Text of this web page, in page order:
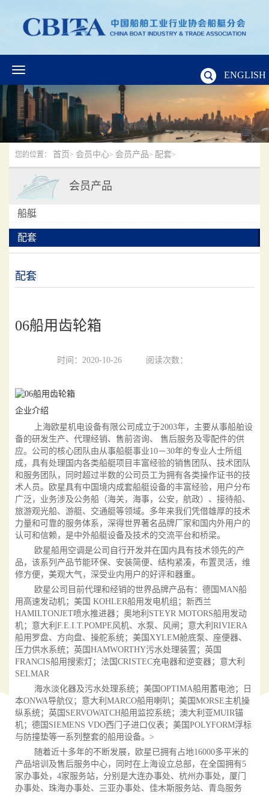
ENGLISH
您的位置： 首页 > 会员中心> 会员产品> 配套>
会员产品
船艇
配套
配套
06船用齿轮箱
时间：2020-10-26 阅读次数：
企业介绍
上海欧星机电设备有限公司成立于2003年，主要从事船舶设
备的研发生产、代理经销、售前咨询、 售后服务及零配件的供
应。公司的核心团队由从事船艇事业10－30年的专业人士所组
成，具有处理国内各类船艇项目丰富经验的销售团队、技术团队
和服务团队，同时超过半数的公司员工为拥有各类操作证书的技
术人员。欧星具有中国境内成套船艇设备的丰富经验，用户分布
广泛，业务涉及公务船（海关，海事，公安，航政）、接待船、
旅游观光船、游艇、交通艇等领域。多年来我们凭借雄厚的技术
力量和可靠的服务体系，深得世界著名品牌厂家和国内外用户的
认可和信赖，是中外船艇设备及技术的交流平台和桥梁。
欧星船用空调是公司自行开发并在国内具有技术领先的产
品，该系列产品节能环保、安装简便、结构紧凑，布置灵活，维
修方便，美观大气，深受业内用户的好评和器重。
欧星公司目前代理和经销的世界品牌产品有：德国MAN船
用高速发动机；美国 KOHLER船用发电机组；新西兰
HAMILTONJET喷水推进器；奥地利STEYR MOTORS船用发动
机；意大利F.E.I.T.POMPE风机、水泵、风闸；意大利RIVIERA
船用罗盘、方向盘、操舵系统；美国XYLEM舱底泵、座便器、
压力供水系统；英国HAMWORTHY污水处理装置；英国
FRANCIS船用搜索灯；法国CRISTEC充电器和逆变器；意大利
SELMAR
海水淡化器及污水处理系统；美国OPTIMA船用蓄电池；日
本ONWA导航仪；意大利MARCO船用喇叭；美国MORSE主机操
纵系统；英国SERVOWATCH船用监控系统；澳大利亚MUIR锚
机；德国SIEMENS VDO西门子进口仪表；美国POLYFORM浮标
与防撞垫等一系列整套的船用设备。>
随着近十多年的不断发展，欧星已拥有占地16000多平米的
产品培训及售后服务中心，同时在上海设立总部，在全国拥有5
家办事处，4家服务站，分别是大连办事处、杭州办事处，厦门
办事处、珠海办事处、三亚办事处、佳木斯服务站、青岛服务